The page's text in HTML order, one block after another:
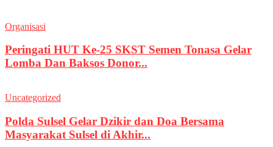
Organisasi
Peringati HUT Ke-25 SKST Semen Tonasa Gelar
Lomba Dan Baksos Donor...
Uncategorized
Polda Sulsel Gelar Dzikir dan Doa Bersama
Masyarakat Sulsel di Akhir...